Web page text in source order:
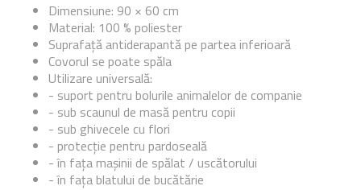
Dimensiune: 90 × 60 cm
Material: 100 % poliester
Suprafață antiderapantă pe partea inferioară
Covorul se poate spăla
Utilizare universală:
- suport pentru bolurile animalelor de companie
- sub scaunul de masă pentru copii
- sub ghivecele cu flori
- protecție pentru pardoseală
- în fața mașinii de spălat / uscătorului
- în fața blatului de bucătărie